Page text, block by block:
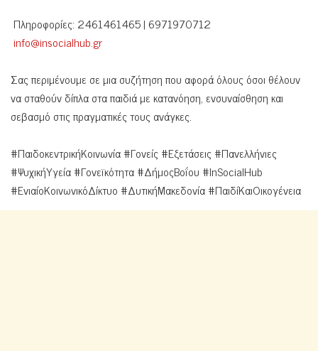
Πληροφορίες: 2461461465 | 6971970712
info@insocialhub.gr
Σας περιμένουμε σε μια συζήτηση που αφορά όλους όσοι θέλουν
να σταθούν δίπλα στα παιδιά με κατανόηση, ενσυναίσθηση και
σεβασμό στις πραγματικές τους ανάγκες.
#ΠαιδοκεντρικήΚοινωνία #Γονείς #Εξετάσεις #Πανελλήνιες
#ΨυχικήΥγεία #Γονεϊκότητα #ΔήμοςΒοΐου #InSocialHub
#ΕνιαίοΚοινωνικόΔίκτυο #ΔυτικήΜακεδονία #ΠαιδίΚαιΟικογένεια